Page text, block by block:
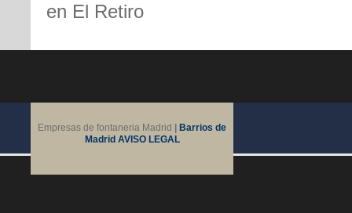
en El Retiro
Empresas de fontaneria Madrid
Barrios de
Madrid AVISO LEGAL